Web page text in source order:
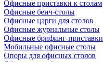
Офисные приставки к столам
Офисные бенч-столы
Офисные царги для столов
Офисные журнальные столы
Офисные брифинг-приставки
Мобильные офисные столы
Опоры для офисных столов